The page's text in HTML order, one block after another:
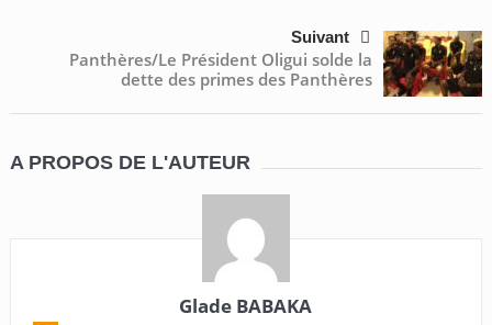
Suivant
Panthères/Le Président Oligui solde la
dette des primes des Panthères
A PROPOS DE L'AUTEUR
Glade BABAKA